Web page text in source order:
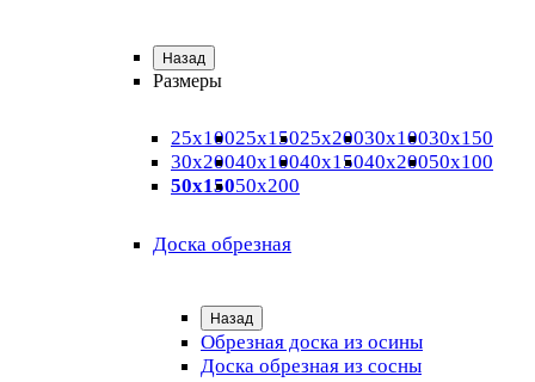
Назад
Размеры
25х10025х15025х20030х10030х150
30х20040х10040х15040х20050х100
50х15050х200
Доска обрезная
Назад
Обрезная доска из осины
Доска обрезная из сосны